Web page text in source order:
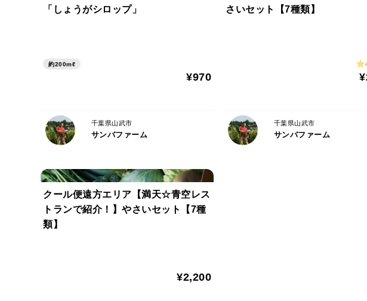
「しょうがシロップ」
約200mℓ
¥970
千葉県山武市
サンバファーム
さいセット【7種類】
千葉県山武市
サンバファーム
クール便遠方エリア【満天☆青空レス
トランで紹介！】やさいセット【7種
類】
¥2,200